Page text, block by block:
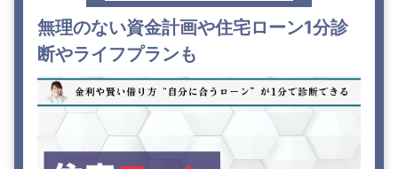
無理のない資金計画や住宅ローン1分診
断やライフプランも